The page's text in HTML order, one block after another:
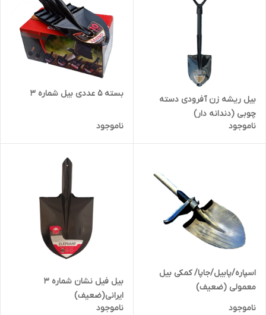
بیل ریشه زن آفرودی دسته
چوبی (دندانه دار)
ناموجود
بسته 5 عددی بیل شماره 3
ناموجود
اسپاره/پابیل/جاپا/ کمکی بیل
معمولی (ضعیف)
ناموجود
بیل فیل نشان شماره 3
ایرانی(ضعیف)
ناموجود